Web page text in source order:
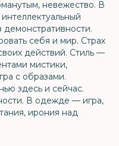
невежество. В
демонстративности.
себя и мир. Страх
действий. Стиль —
мистики,
с образами.
здесь и сейчас.
В одежде — игра,
ирония над